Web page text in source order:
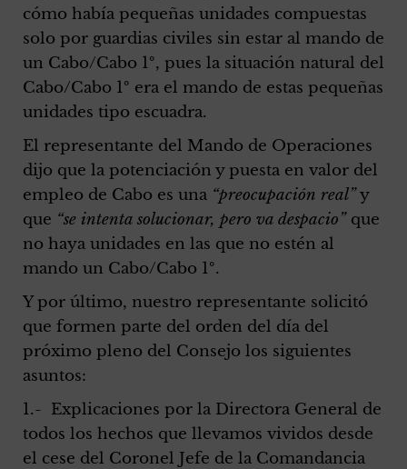
cómo había pequeñas unidades compuestas
solo por guardias civiles sin estar al mando de
un Cabo/Cabo 1º, pues la situación natural del
Cabo/Cabo 1º era el mando de estas pequeñas
unidades tipo escuadra.
El representante del Mando de Operaciones
dijo que la potenciación y puesta en valor del
empleo de Cabo es una “preocupación real”y
que “se intenta solucionar, pero va despacio” que
no haya unidades en las que no estén al
mando un Cabo/Cabo 1º.
Y por último, nuestro representante solicitó
que formen parte del orden del día del
próximo pleno del Consejo los siguientes
asuntos:
1.- Explicaciones por la Directora General de
todos los hechos que llevamos vividos desde
el cese del Coronel Jefe de la Comandancia